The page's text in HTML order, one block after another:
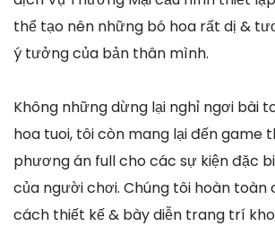
thể tạo nên những bó hoa rất dị &
ý tưởng của bản thân mình.
Không những dừng lại nghỉ ngơi bài
hoa tuoi, tôi còn mang lại đến game
phương án full cho các sự kiện đặc
của người chơi. Chúng tôi hoàn toàn
cách thiết kế & bày diễn trang trí